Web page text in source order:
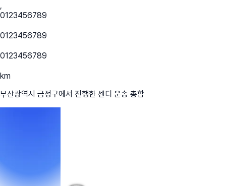
,
0123456789
0123456789
0123456789
km
부산광역시 금정구에서 진행한 센디 운송 총합